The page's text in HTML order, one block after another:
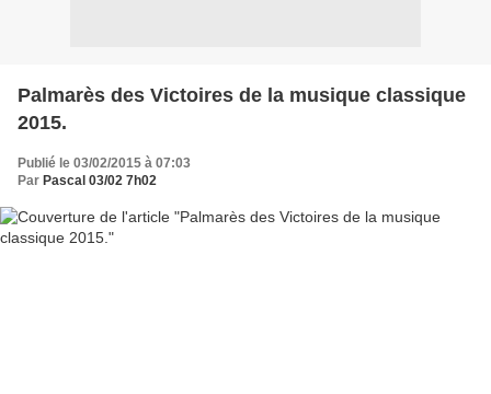
Palmarès des Victoires de la musique classique
2015.
Publié le 03/02/2015 à 07:03
Par Pascal 03/02 7h02